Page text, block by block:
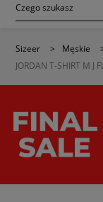
Sizeer > Męskie
JORDAN T-SHIRT M J